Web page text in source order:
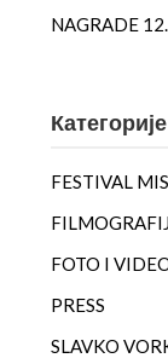
NAGRADE
Категорије
FESTIVAL
FOTO I
PRESS
SLAVKO